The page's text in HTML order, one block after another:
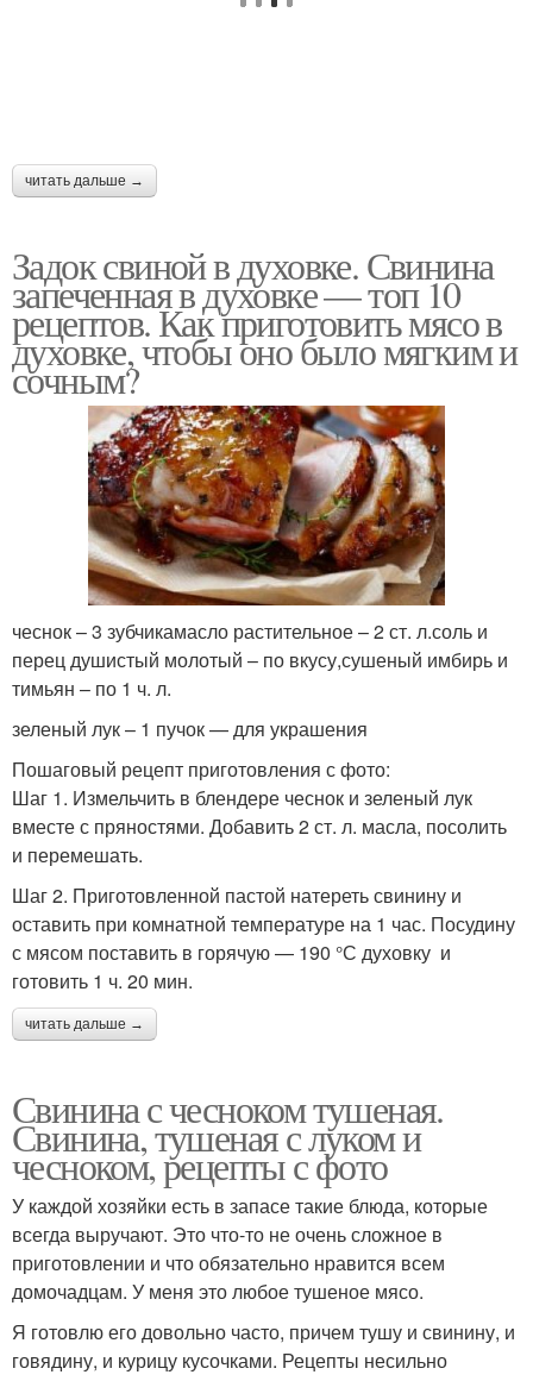
читать дальше →
Задок свиной в духовке. Свинина
запеченная в духовке — топ 10
рецептов. Как приготовить мясо в
духовке, чтобы оно было мягким и
сочным?
чеснок – 3 зубчикамасло растительное – 2 ст. л.соль и
перец душистый молотый – по вкусу,сушеный имбирь и
тимьян – по 1 ч. л.
зеленый лук – 1 пучок — для украшения
Пошаговый рецепт приготовления с фото:
Шаг 1. Измельчить в блендере чеснок и зеленый лук
вместе с пряностями. Добавить 2 ст. л. масла, посолить
и перемешать.
Шаг 2. Приготовленной пастой натереть свинину и
оставить при комнатной температуре на 1 час. Посудину
с мясом поставить в горячую — 190 °С духовку и
готовить 1 ч. 20 мин.
читать дальше →
Свинина с чесноком тушеная.
Свинина, тушеная с луком и
чесноком, рецепты с фото
У каждой хозяйки есть в запасе такие блюда, которые
всегда выручают. Это что-то не очень сложное в
приготовлении и что обязательно нравится всем
домочадцам. У меня это любое тушеное мясо.
Я готовлю его довольно часто, причем тушу и свинину, и
говядину, и курицу кусочками. Рецепты несильно